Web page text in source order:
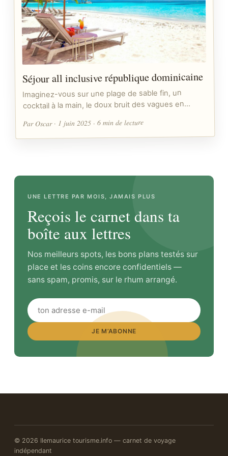
Séjour all inclusive république dominicaine
Imaginez-vous sur une plage de sable fin, un
cocktail à la main, le doux bruit des vagues en…
Par Oscar · 1 juin 2025 · 6 min de lecture
UNE LETTRE PAR MOIS, JAMAIS PLUS
Reçois le carnet dans ta
boîte aux lettres
Nos meilleurs spots, les bons plans testés sur
place et les coins encore confidentiels —
sans spam, promis, sur le rhum arrangé.
JE M’ABONNE
© 2026 Ilemaurice tourisme.info — carnet de voyage
indépendant